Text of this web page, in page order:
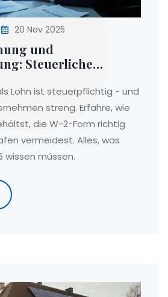
20 Nov 2025
und
Steuerliche
Lohn ist steuerpflichtig - und
streng. Erfahre, wie
die W-2-Form richtig
vermeidest. Alles, was
wissen müssen.